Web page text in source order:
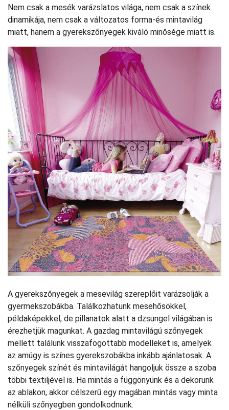
Nem csak a mesék varázslatos világa, nem csak a színek
dinamikája, nem csak a változatos forma-és mintavilág
miatt, hanem a gyerekszőnyegek kiváló minősége miatt is.
A gyerekszőnyegek a mesevilág szereplőit varázsolják a
gyermekszobákba. Találkozhatunk mesehősökkel,
példaképekkel, de pillanatok alatt a dzsungel világában is
érezhetjük magunkat. A gazdag mintavilágú szőnyegek
mellett találunk visszafogottabb modelleket is, amelyek
az amúgy is színes gyerekszobákba inkább ajánlatosak. A
szőnyegek színét és mintavilágát hangoljuk össze a szoba
többi textiljével is. Ha mintás a függönyünk és a dekorunk
az ablakon, akkor célszerű egy magában mintás vagy minta
nélküli szőnyegben gondolkodnunk.